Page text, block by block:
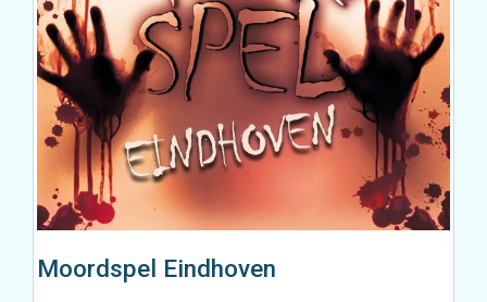
Moordspel Eindhoven